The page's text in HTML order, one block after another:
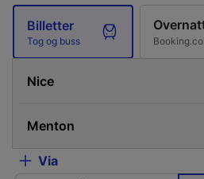
Billetter
Tog og buss
Via